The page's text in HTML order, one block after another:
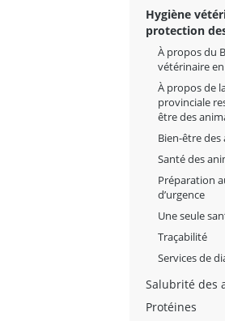
Hygiène
protection
À propos du
vétérinaire
À propos de
provinciale
être des
Bien-être
Santé des
Préparation
d’urgence
Une seule
Traçabilité
Services de
Salubrité des
Protéines